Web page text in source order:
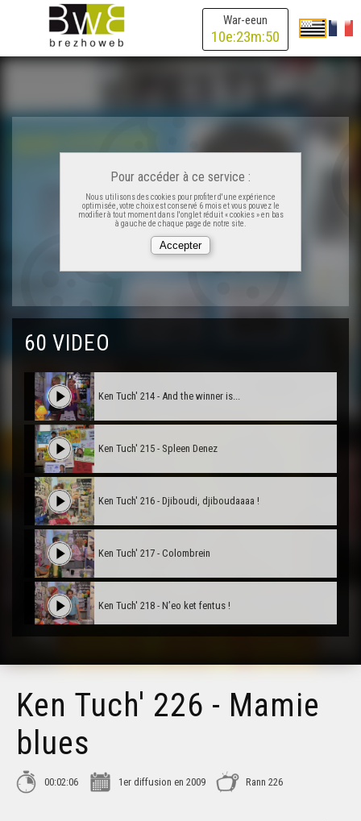
War-eeun
10e:23m:50
Pour accéder à ce service :
Nous utilisons des cookies pour profiter d'une expérience
optimisée, votre choix est conservé 6 mois et vous pouvez le
modifier à tout moment dans l'onglet réduit « cookies » en bas
à gauche de chaque page de notre site.
60 VIDEO
Ken Tuch' 207 - An deiziataer
Ken Tuch' 211 - Loto mod kozh
Ken Tuch' 213 - Divutunadeg
Ken Tuch' 214 - And the winner is...
Ken Tuch' 215 - Spleen Denez
Ken Tuch' 216 - Djiboudi, djiboudaaaa !
Ken Tuch' 217 - Colombrein
Ken Tuch' 218 - N’eo ket fentus !
Ken Tuch' 220 - Ar soñjadurezh speredel
Ken Tuch' 226 - Mamie
blues
00:02:06 1er diffusion en 2009 Rann 226